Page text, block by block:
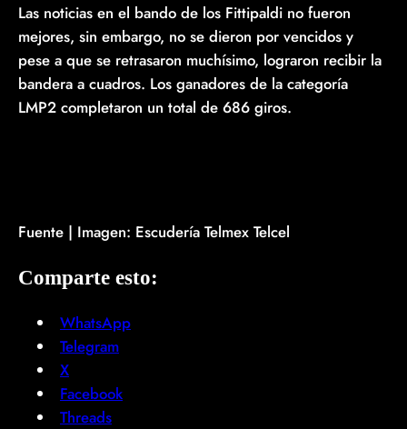
Las noticias en el bando de los Fittipaldi no fueron
mejores, sin embargo, no se dieron por vencidos y
pese a que se retrasaron muchísimo, lograron recibir la
bandera a cuadros. Los ganadores de la categoría
LMP2 completaron un total de 686 giros.
Fuente | Imagen: Escudería Telmex Telcel
Comparte esto:
WhatsApp
Telegram
X
Facebook
Threads